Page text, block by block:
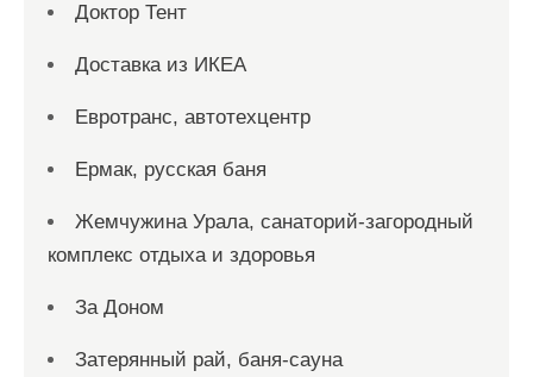
Доктор Тент
Доставка из ИКЕА
Евротранс, автотехцентр
Ермак, русская баня
Жемчужина Урала, санаторий-загородный
комплекс отдыха и здоровья
За Доном
Затерянный рай, баня-сауна